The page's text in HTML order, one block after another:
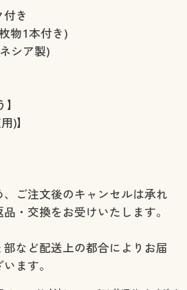
わずか
庫わずか
庫あり
あり
わずか
あり
あり
わずか
庫あり
庫あり
庫わずか
庫わずか
き
物1本付き)
シア製)
)】
ご注文後のキャンセルは承れ
・交換をお受けいたします。
など配送上の都合によりお届
ます。